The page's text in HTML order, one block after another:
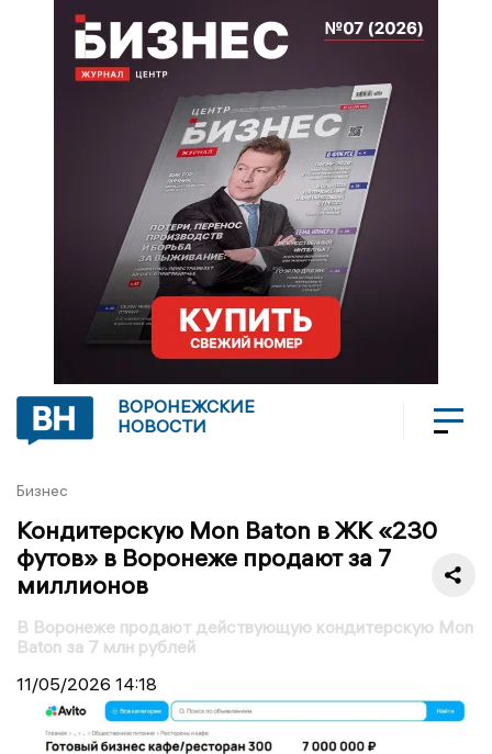
ВОРОНЕЖСКИЕ
НОВОСТИ
Бизнес
Кондитерскую Mon Baton в ЖК «230
футов» в Воронеже продают за 7
миллионов
В Воронеже продают действующую кондитерскую Mon
Baton за 7 млн рублей
11/05/2026 14:18